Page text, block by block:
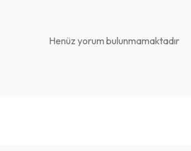
Henüz yorum bulunmamaktadır